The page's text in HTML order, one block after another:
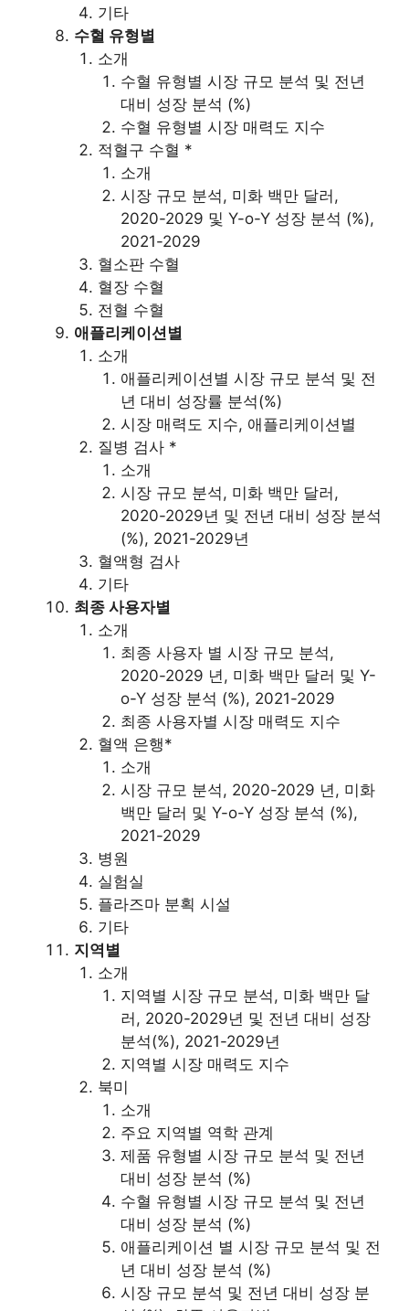
기타
수혈 유형별
소개
수혈 유형별 시장 규모 분석 및 전년
대비 성장 분석 (%)
수혈 유형별 시장 매력도 지수
적혈구 수혈 *
소개
시장 규모 분석, 미화 백만 달러,
2020-2029 및 Y-o-Y 성장 분석 (%),
2021-2029
혈소판 수혈
혈장 수혈
전혈 수혈
애플리케이션별
소개
애플리케이션별 시장 규모 분석 및 전
년 대비 성장률 분석(%)
시장 매력도 지수, 애플리케이션별
질병 검사 *
소개
시장 규모 분석, 미화 백만 달러,
2020-2029년 및 전년 대비 성장 분석
(%), 2021-2029년
혈액형 검사
기타
최종 사용자별
소개
최종 사용자 별 시장 규모 분석,
2020-2029 년, 미화 백만 달러 및 Y-
o-Y 성장 분석 (%), 2021-2029
최종 사용자별 시장 매력도 지수
혈액 은행*
소개
시장 규모 분석, 2020-2029 년, 미화
백만 달러 및 Y-o-Y 성장 분석 (%),
2021-2029
병원
실험실
플라즈마 분획 시설
기타
지역별
소개
지역별 시장 규모 분석, 미화 백만 달
러, 2020-2029년 및 전년 대비 성장
분석(%), 2021-2029년
지역별 시장 매력도 지수
북미
소개
주요 지역별 역학 관계
제품 유형별 시장 규모 분석 및 전년
대비 성장 분석 (%)
수혈 유형별 시장 규모 분석 및 전년
대비 성장 분석 (%)
애플리케이션 별 시장 규모 분석 및 전
년 대비 성장 분석 (%)
시장 규모 분석 및 전년 대비 성장 분